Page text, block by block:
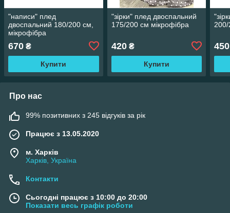
"написи" плед
двоспальний 180/200 см,
мікрофібра
670 ₴
Купити
"зірки" плед двоспальний
175/200 см мікрофібра
420₴
Купити
200/
450
Про нас
99% позитивних з 245 відгуків за рік
Працює з 13.05.2020
м. Харків
Харків, Україна
Контакти
Сьогодні працює з 10:00 до 20:00
Показати весь графік роботи